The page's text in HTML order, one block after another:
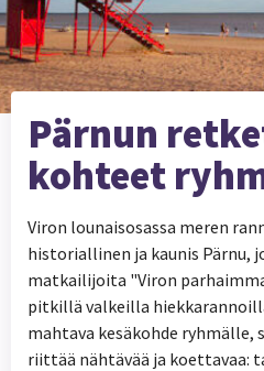
Pärnun
kohteet
Viron lounaisosassa meren
historiallinen ja kaunis Pärnu,
matkailijoita "Viron
pitkillä valkeilla
mahtava kesäkohde ryhmälle,
riittää nähtävää ja koettavaa: